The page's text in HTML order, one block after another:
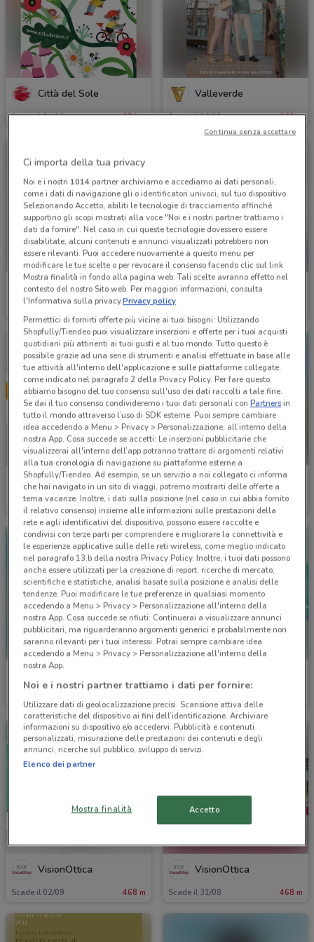
Città del Sole
Scade il 31/12 254 m
Valleverde
Scade il 22/09 269 m
Idea bellezza TIM
Kena Mobile
Scade il 02/09 307 m
Welcome Travel
Scade il 30/09 399 m
VisionOttica
Scade il 02/09 468 m
VisionOttica
Scade il 31/08 468 m
Ci importa della tua privacy
Noi e i nostri 1014partner archiviamo e accediamo ai dati personali,
come i dati di navigazione gli o identificatori univoci, sul tuo dispositivo.
Selezionando Accetto, abiliti le tecnologie di tracciamento affinché
supportino gli scopi mostrati alla voce "Noi e i nostri partner trattiamo i
dati da fornire". Nel caso in cui queste tecnologie dovessero essere
disabilitate, alcuni contenuti e annunci visualizzati potrebbero non
essere rilevanti. Puoi accedere nuovamente a questo menu per
modificare le tue scelte o per revocare il consenso facendo clic sul link
Mostra finalità in fondo alla pagina web. Tali scelte avranno effetto nel
contesto del nostro Sito web. Per maggiori informazioni, consulta
l'Informativa sulla privacy.Privacy policy
Permettici di fornirti offerte più vicine ai tuoi bisogni: Utilizzando
Shopfully/Tiendeo puoi visualizzare inserzioni e offerte per i tuoi acquisti
quotidiani più attinenti ai tuoi gusti e al tuo mondo. Tutto questo è
possibile grazie ad una serie di strumenti e analisi effettuate in base alle
tue attività all'interno dell'applicazione e sulle piattaforme collegate,
come indicato nel paragrafo 2 della Privacy Policy. Per fare questo,
abbiamo bisogno del tuo consenso sull'uso dei dati raccolti a tale fine.
Se dai il tuo consenso condivideremo i tuoi dati personali conPartnersin
tutto il mondo attraverso l’uso di SDK esterne. Puoi sempre cambiare
idea accedendo a Menu > Privacy > Personalizzazione, all’interno della
nostra App. Cosa succede se accetti: Le inserzioni pubblicitarie che
visualizzerai all'interno dell’app potranno trattare di argomenti relativi
alla tua cronologia di navigazione su piattaforme esterne a
Shopfully/Tiendeo. Ad esempio, se un servizio a noi collegato ci informa
che hai navigato in un sito di viaggi, potremo mostrarti delle offerte a
tema vacanze. Inoltre, i dati sulla posizione (nel caso in cui abbia fornito
il relativo consenso) insieme alle informazioni sulle prestazioni della
rete e agli identificativi del dispositivo, possono essere raccolte e
condivisi con terze parti per comprendere e migliorare la connettività e
le esperienze applicative sulle delle reti wireless, come meglio indicato
nel paragrafo 13.b della nostra Privacy Policy. Inoltre, i tuoi dati possono
anche essere utilizzati per la creazione di report, ricerche di mercato,
scientifiche e statistiche, analisi basate sulla posizione e analisi delle
tendenze. Puoi modificare le tue preferenze in qualsiasi momento
accedendo a Menu > Privacy > Personalizzazione all'interno della
nostra App. Cosa succede se rifiuti: Continuerai a visualizzare annunci
pubblicitari, ma riguarderanno argomenti generici e probabilmente non
saranno rilevanti per i tuoi interessi. Potrai sempre cambiare idea
accedendo a Menu > Privacy > Personalizzazione all'interno della
nostra App.
Noi e i nostri partner trattiamo i dati per fornire:
Utilizzare dati di geolocalizzazione precisi. Scansione attiva delle
caratteristiche del dispositivo ai fini dell’identificazione. Archiviare
informazioni su dispositivo e/o accedervi. Pubblicità e contenuti
personalizzati, misurazione delle prestazioni dei contenuti e degli
annunci, ricerche sul pubblico, sviluppo di servizi.
Elenco dei partner
Mostra finalità Accetto
Continua senza accettare